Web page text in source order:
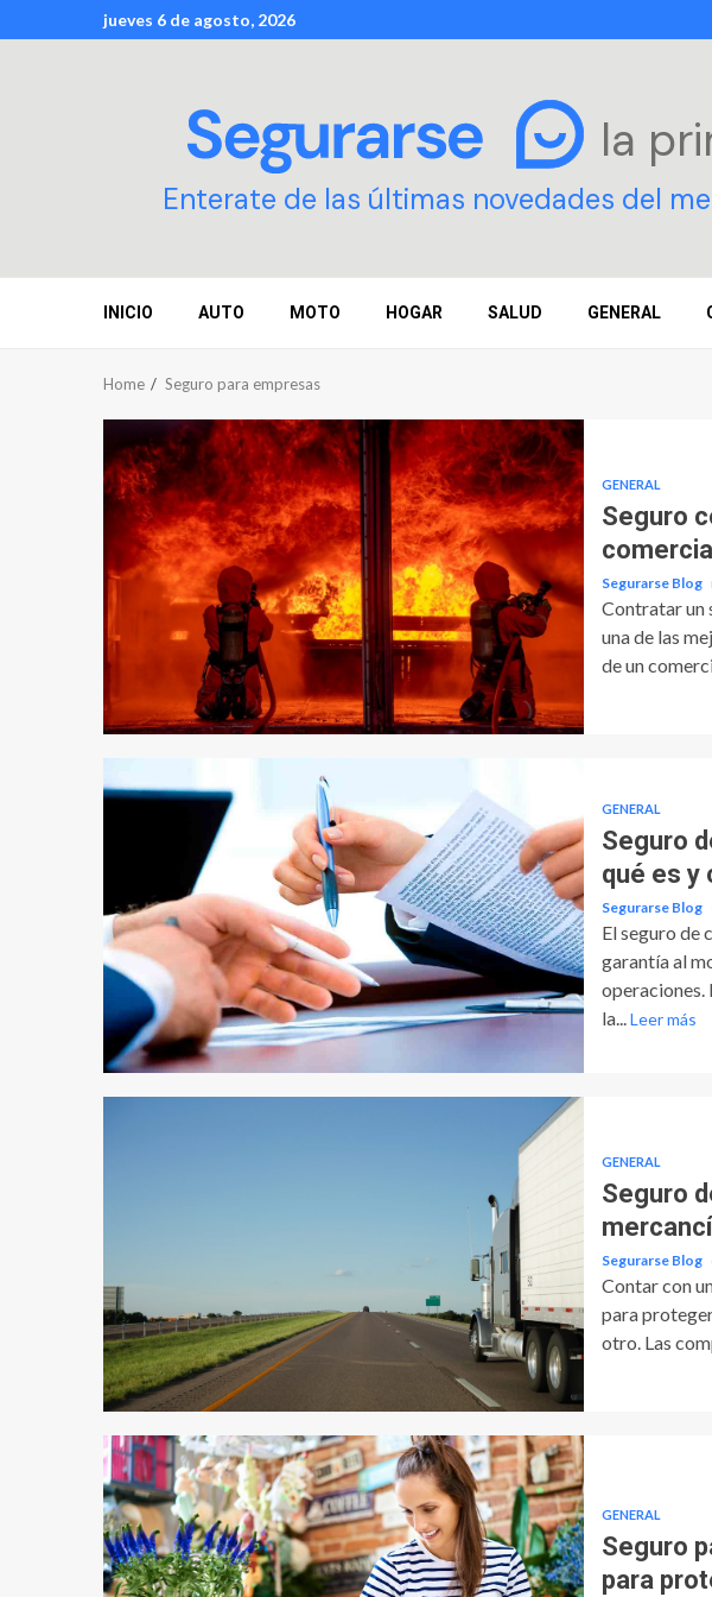
to
jueves 6 de agosto, 2026
la
Enterate de las últimas novedades del
INICIO AUTO MOTO HOGAR SALUD GENERAL
Home Seguro para empresas
GENERAL
Seguro
Segurarse Blog
Contratar un
una de las
de un
GENERAL
Seguro
qué es y
Segurarse Blog
El seguro de
garantía al
operaciones.
la... Leer más
GENERAL
Seguro
Segurarse Blog
Contar con
para
otro. Las
GENERAL
Seguro
para